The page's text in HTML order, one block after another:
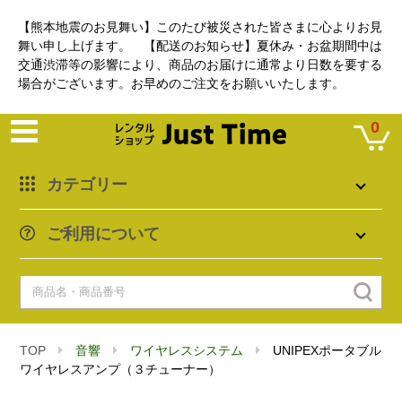
【熊本地震のお見舞い】このたび被災された皆さまに心よりお見
舞い申し上げます。 【配送のお知らせ】夏休み・お盆期間中は
交通渋滞等の影響により、商品のお届けに通常より日数を要する
場合がございます。お早めのご注文をお願いいたします。
カテゴリー
ご利用について
0
TOP 音響 ワイヤレスシステム
UNIPEXポータブル
ワイヤレスアンプ（３チューナー）